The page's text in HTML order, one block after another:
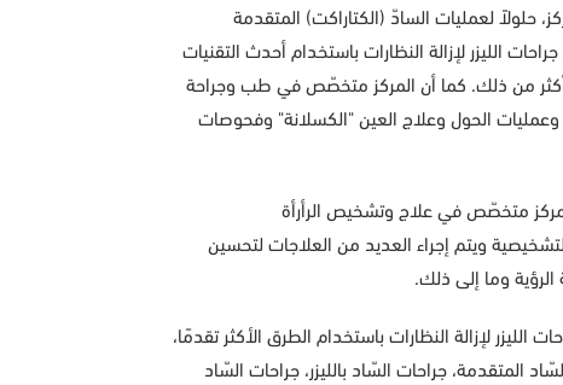
لعمليات السادّ (الكتاراكت) المتقدمة
الليزر لإزالة النظارات باستخدام أحدث التقنيات
من ذلك. كما أن المركز متخصّص في طب وجراحة
الحول وعلاج العين "الكسلانة" وفحوصات
مركز متخصّص في علاج وتشخيص الرأرأة
ويتم إجراء العديد من العلاجات لتحسين
الرؤية وما إلى ذلك.
الليزر لإزالة النظارات باستخدام الطرق الأكثر تقدمًا،
المتقدمة، جراحات السّاد بالليزر، جراحات السّاد